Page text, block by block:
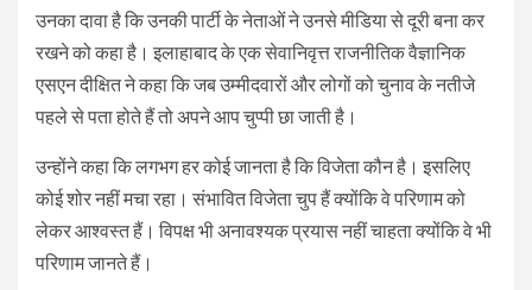
उनका दावा है कि उनकी पार्टी के नेताओं ने उनसे मीडिया से दूरी बना कर
रखने को कहा है। इलाहाबाद के एक सेवानिवृत्त राजनीतिक वैज्ञानिक
एसएन दीक्षित ने कहा कि जब उम्मीदवारों और लोगों को चुनाव के नतीजे
पहले से पता होते हैं तो अपने आप चुप्पी छा जाती है।
उन्होंने कहा कि लगभग हर कोई जानता है कि विजेता कौन है। इसलिए
कोई शोर नहीं मचा रहा। संभावित विजेता चुप हैं क्योंकि वे परिणाम को
लेकर आश्वस्त हैं। विपक्ष भी अनावश्यक प्रयास नहीं चाहता क्योंकि वे भी
परिणाम जानते हैं।